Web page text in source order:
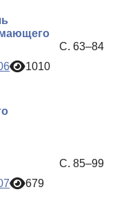
С. 63–84
1010
С. 85–99
679